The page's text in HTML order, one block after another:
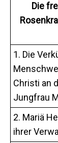
Die
1. Die
Christi an
Jungfrau
2. Mariä
ihrer